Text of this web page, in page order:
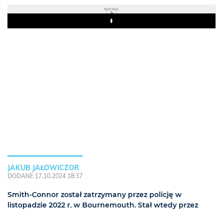
REKLAMA
Play
JAKUB JAŁOWICZOR
DODANE 17.10.2024 18:37
Smith-Connor został zatrzymany przez policję w
listopadzie 2022 r. w Bournemouth. Stał wtedy przez